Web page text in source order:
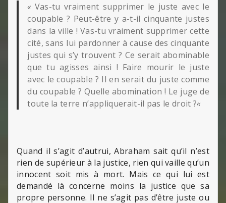
« Vas-tu vraiment supprimer le juste avec le
coupable ? Peut-être y a-t-il cinquante justes
dans la ville ! Vas-tu vraiment supprimer cette
cité, sans lui pardonner à cause des cinquante
justes qui s’y trouvent ? Ce serait abominable
que tu agisses ainsi ! Faire mourir le juste
avec le coupable ? Il en serait du juste comme
du coupable ? Quelle abomination ! Le juge de
toute la terre n’appliquerait-il pas le droit ?«
Quand il s’agit d’autrui, Abraham sait qu’il n’est
rien de supérieur à la justice, rien qui vaille qu’un
innocent soit mis à mort. Mais ce qui lui est
demandé là concerne moins la justice que sa
propre personne. Il ne s’agit pas d’être juste ou